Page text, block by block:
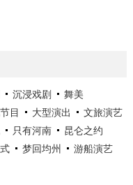
沉浸戏剧
舞美
目 大型演出
文旅演艺
只有河南
昆仑之约
梦回均州
游船演艺